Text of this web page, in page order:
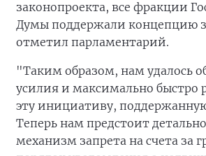
законопроекта, все фракции
Думы поддержали концепцию
отметил парламентарий.
"Таким образом, нам удалось
усилия и максимально быстро
эту инициативу,
Теперь нам предстоит
механизм запрета на счета за